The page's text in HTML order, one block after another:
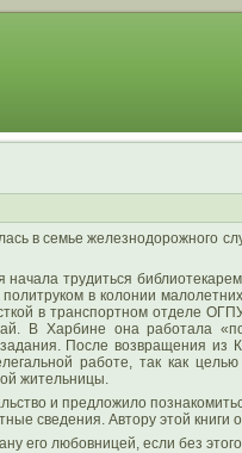
в семье железнодорожного
начала трудиться
в колонии
в транспортном отделе
В Харбине она работала
После возвращения
работе, так как
жительницы.
и предложило
сведения. Автору этой книги
его любовницей, если без